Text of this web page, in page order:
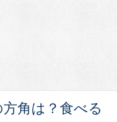
角は？食べる